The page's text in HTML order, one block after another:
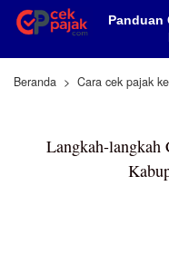
Panduan
Beranda Cara cek pajak
Langkah-langkah